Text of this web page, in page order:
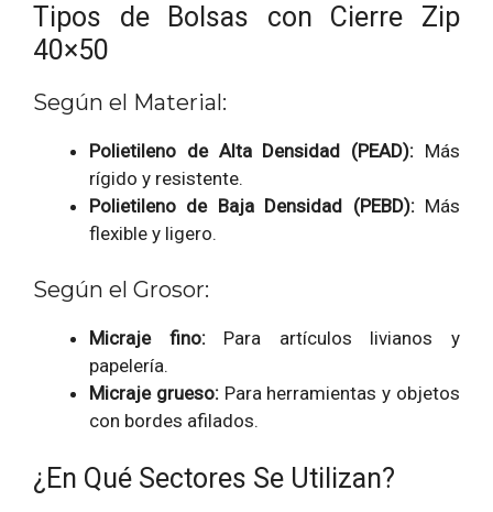
Tipos de Bolsas con Cierre Zip
40×50
Según el Material:
Polietileno de Alta Densidad (PEAD): Más
rígido y resistente.
Polietileno de Baja Densidad (PEBD):Más
flexible y ligero.
Según el Grosor:
Micraje fino:Para artículos livianos y
papelería.
Micraje grueso:Para herramientas y objetos
con bordes afilados.
¿En Qué Sectores Se Utilizan?